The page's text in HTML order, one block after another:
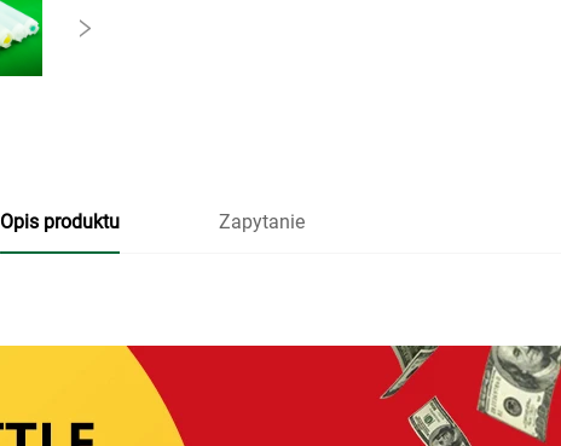
Opis produktu Zapytanie